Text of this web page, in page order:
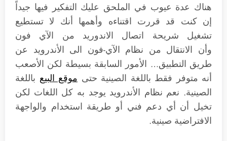
هناك عدة عيوب في الملحق عليك التفكير فيها جيداً
إن كنت قد قررت اقتناءه وأهمها أنك لا تستطيع
تشغيل شريحة اتصال الاندوريد من الآي فون
وأن الانتقال من نظام الآي-فون الى الأندرويد عن
طريق التطبيق… الأمور السابقة بسيطة لكن الأصعب
أنه متوفر فقط باللغة الصينية حتى موقع البيع باللغة
الصينية. نعم نظام الأندرويد يوجد به كل اللغات لكن
تخيل أن أي دعم فني أو طريقة استخدام والواجهة
الافتراضية صينية.